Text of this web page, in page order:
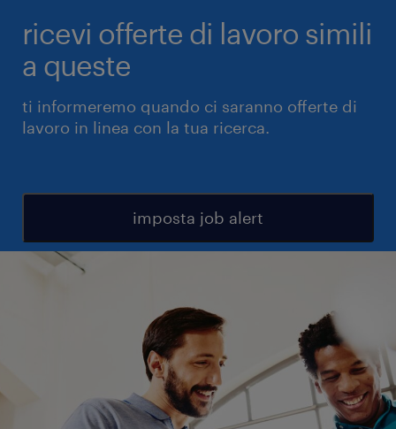
ricevi offerte di lavoro simili
a queste
ti informeremo quando ci saranno offerte di
lavoro in linea con la tua ricerca.
imposta job alert